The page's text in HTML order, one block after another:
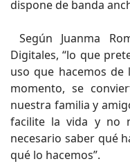
dispone de banda
Según Juanma
Digitales, “lo que
uso que hacemos
momento, se
nuestra familia y
facilite la vida y no
necesario saber qué
qué lo hacemos”.